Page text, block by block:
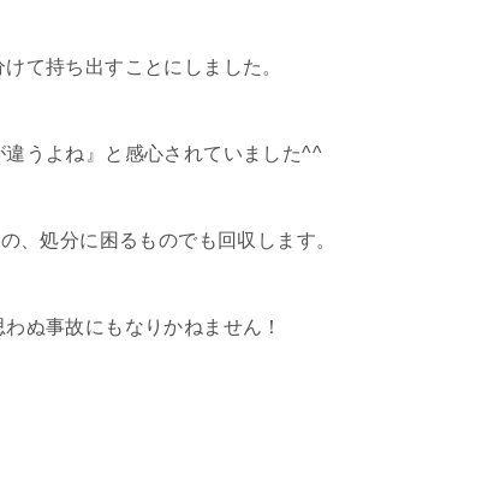
て持ち出すことにしました。
うよね』と感心されていました^^
、処分に困るものでも回収します。
ぬ事故にもなりかねません！